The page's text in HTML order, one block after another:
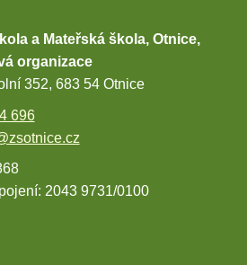
a Mateřská škola, Otnice,
organizace
352, 683 54 Otnice
696
2043 9731/0100